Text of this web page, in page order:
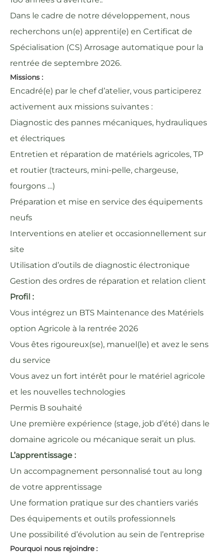
Dans le cadre de notre développement, nous
recherchons un(e) apprenti(e) en Certificat de
Spécialisation (CS) Arrosage automatique pour la
rentrée de septembre 2026.
Missions :
Encadré(e) par le chef d’atelier, vous participerez
activement aux missions suivantes :
Diagnostic des pannes mécaniques, hydrauliques
et électriques
Entretien et réparation de matériels agricoles, TP
et routier (tracteurs, mini-pelle, chargeuse,
fourgons …)
Préparation et mise en service des équipements
neufs
Interventions en atelier et occasionnellement sur
site
Utilisation d’outils de diagnostic électronique
Gestion des ordres de réparation et relation client
Profil :
Vous intégrez un BTS Maintenance des Matériels
option Agricole à la rentrée 2026
Vous êtes rigoureux(se), manuel(le) et avez le sens
du service
Vous avez un fort intérêt pour le matériel agricole
et les nouvelles technologies
Permis B souhaité
Une première expérience (stage, job d’été) dans le
domaine agricole ou mécanique serait un plus.
L’apprentissage :
Un accompagnement personnalisé tout au long
de votre apprentissage
Une formation pratique sur des chantiers variés
Des équipements et outils professionnels
Une possibilité d’évolution au sein de l’entreprise
Pourquoi nous rejoindre :